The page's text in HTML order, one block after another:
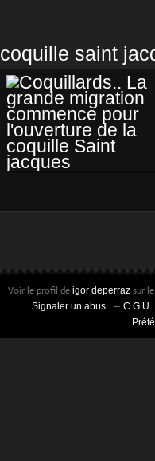
coquille saint
COMMENCE POUR
L'OUVERTURE DE
Voir le profil de igor deperraz sur
Signaler un abus
C.G.U.